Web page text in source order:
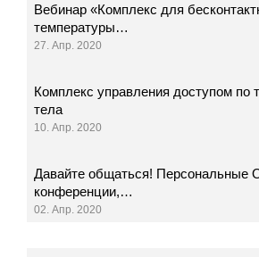
Вебинар «Комплекс для
температуры…
27. Апр. 2020
Комплекс управления доступом по
тела
10. Апр. 2020
Давайте общаться!
конференции,…
02. Апр. 2020